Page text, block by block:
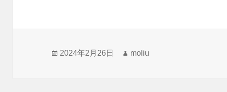
发
2024年2月26日
作
moliu